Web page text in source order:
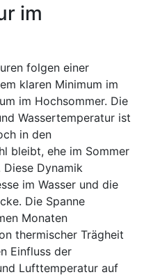
im
folgen einer
klaren Minimum im
im Hochsommer. Die
Wassertemperatur ist
in den
bleibt, ehe im Sommer
Dynamik
im Wasser und die
Die Spanne
Monaten
thermischer Trägheit
Einfluss der
Lufttemperatur auf